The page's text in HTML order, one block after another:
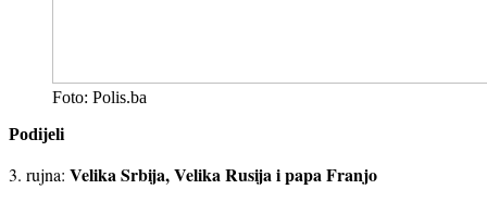
Foto: Polis.ba
Podijeli
3. rujna: Velika Srbija, Velika Rusija i papa Franjo